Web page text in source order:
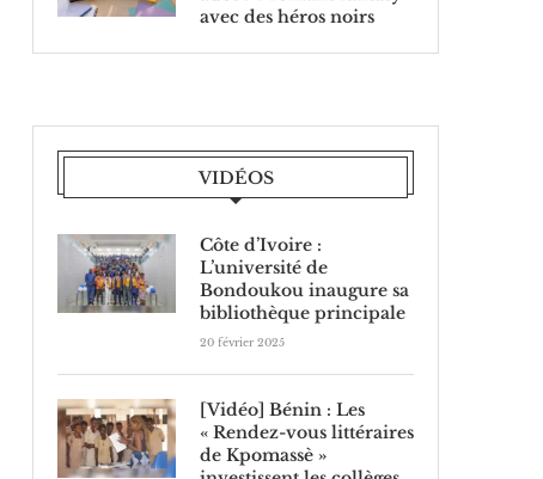
avec des héros noirs
VIDÉOS
Côte d’Ivoire :
L’université de
Bondoukou inaugure sa
bibliothèque principale
20 février 2025
[Vidéo] Bénin : Les
« Rendez-vous littéraires
de Kpomassè »